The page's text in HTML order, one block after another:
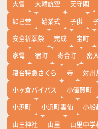
大雪 大韓航空 天守閣
如己堂
始業式 子供
安全祈願祭
完成 宝町
家電
宿町 寄合町 密
寝台特急さくら
寺 対州
小ヶ倉バイパス
小値賀町
小浜町
小浜町雲仙 小船
山王神社
山里 山里中学